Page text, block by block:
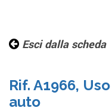
Esci dalla scheda
Rif. A1966,
auto